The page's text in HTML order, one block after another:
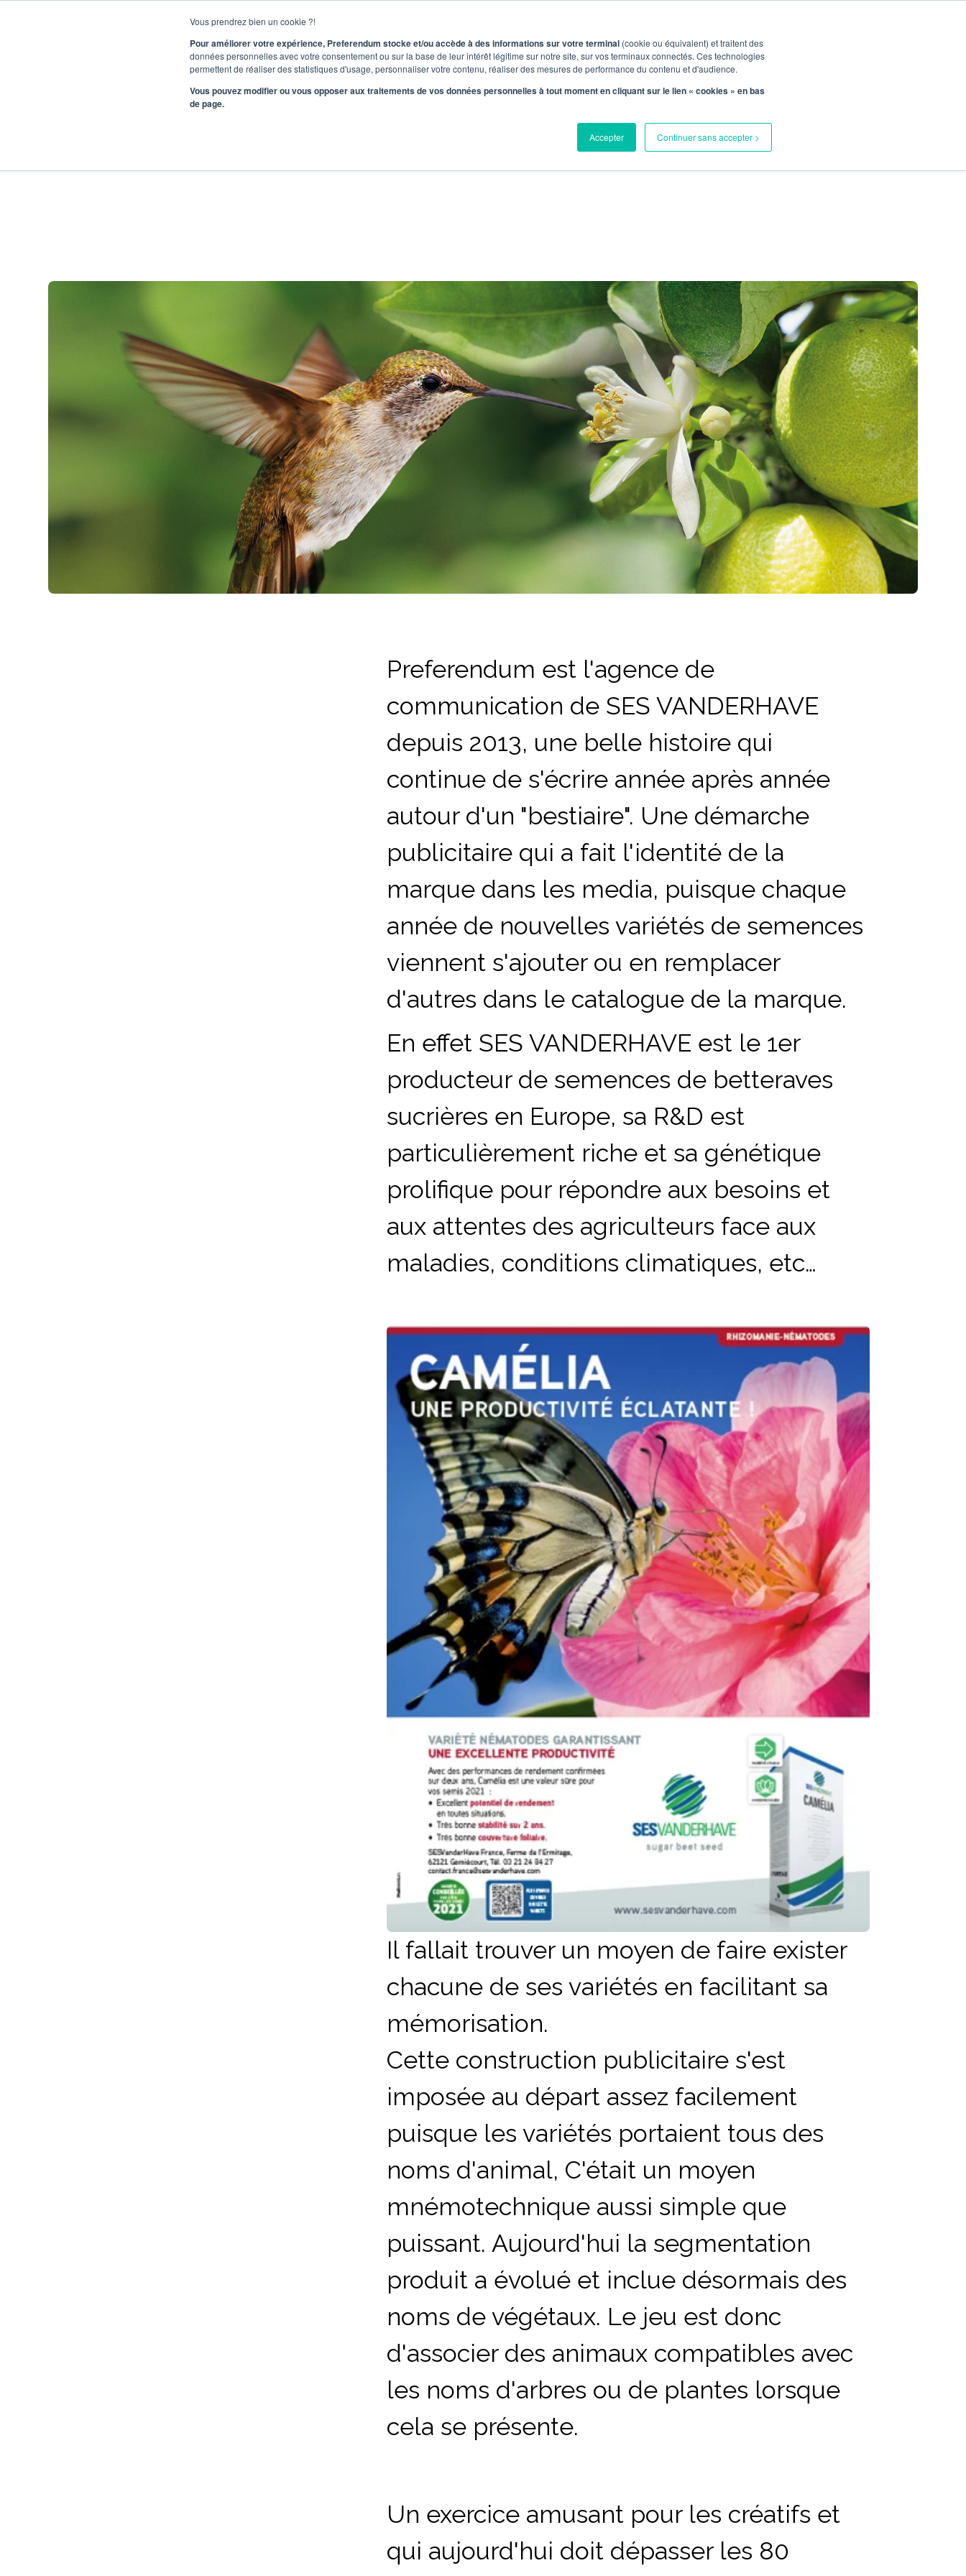
Vous prendrez bien un cookie ?!
Pour améliorer votre expérience, Preferendum stocke et/ou accède à des informations sur votre terminal (cookie ou équivalent) et traitent des
données personnelles avec votre consentement ou sur la base de leur intérêt légitime sur notre site, sur vos terminaux connectés. Ces technologies
permettent de réaliser des statistiques d'usage, personnaliser votre contenu, réaliser des mesures de performance du contenu et d'audience.
Vous pouvez modifier ou vous opposer aux traitements de vos données personnelles à tout moment en cliquant sur le lien « cookies » en bas
de page.
Accepter Continuer sans accepter >
SESVANDERHAVE : SAGA PUBLICITAIRE#1
Preferendum est l'agence de
communication de SES VANDERHAVE
depuis 2013, une belle histoire qui
continue de s'écrire année après année
autour d'un "bestiaire". Une démarche
publicitaire qui a fait l'identité de la
marque dans les media, puisque chaque
année de nouvelles variétés de semences
viennent s'ajouter ou en remplacer
d'autres dans le catalogue de la marque.
En effet SES VANDERHAVE est le1er
producteur de semences de betteraves
sucrières en Europe, sa R&D est
particulièrement riche et sa génétique
prolifique pour répondre aux besoins et
aux attentes des agriculteurs face aux
maladies, conditions climatiques, etc…
Il fallait trouver un moyen de faire exister
chacune de ses variétés en facilitant sa
mémorisation.
Cette construction publicitaire s'est
imposée au départ assez facilement
puisque les variétés portaient tous des
noms d'animal, C'était un moyen
mnémotechnique aussi simple que
puissant. Aujourd'hui la segmentation
produit a évolué et inclue désormais des
noms de végétaux. Le jeu est donc
d'associer des animaux compatibles avec
les noms d'arbres ou de plantes lorsque
cela se présente.
Un exercice amusant pour les créatifs et
qui aujourd'hui doit dépasser les 80